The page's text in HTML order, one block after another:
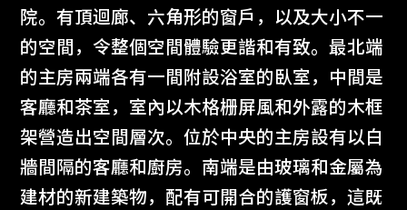
院。有頂迴廊、六角形的窗戶，以及大小不一
的空間，令整個空間體驗更諧和有致。最北端
的主房兩端各有一間附設浴室的臥室，中間是
客廳和茶室，室內以木格栅屏風和外露的木框
架營造出空間層次。位於中央的主房設有以白
牆間隔的客廳和廚房。南端是由玻璃和金屬為
建材的新建築物，配有可開合的護窗板，這既